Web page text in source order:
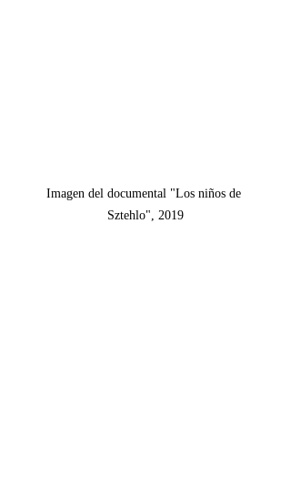
Imagen del documental "Los niños de
Sztehlo", 2019